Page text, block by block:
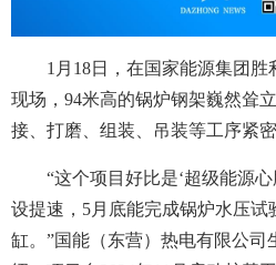
1月18日，在国家能源集团胜
现场，94米高的锅炉钢架巍然耸
接、打磨、组装、吊装等工序紧密
“这个项目好比是‘超级能源心
设提速，5月底能完成锅炉水压试
缸。”国能（东营）热电有限公司